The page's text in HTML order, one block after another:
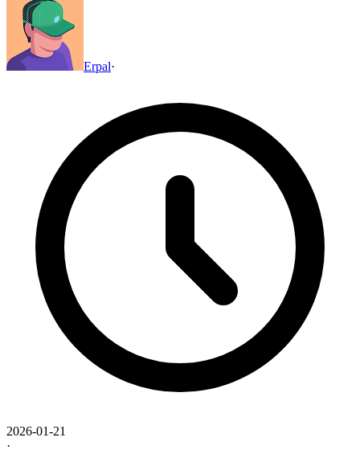
Erpal·
2026-01-21
·